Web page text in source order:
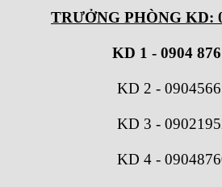
TRƯỞNG PHÒNG KD:
KD 1 - 0904
KD 2 -
KD 3 -
KD 4 -